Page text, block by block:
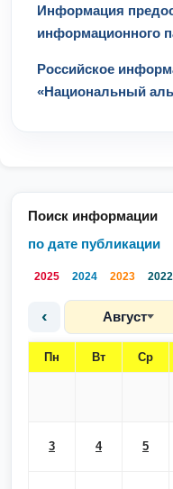
Поиск информации
по дате публикации
2025 2024 2023 2022
‹ Август
Пн Вт Ср
3 4 5
Информация
информационного
Российское
«Национальный